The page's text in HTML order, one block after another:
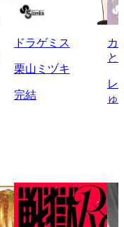
ドラゲミス
栗山ミヅキ
完結
カ
と
レ
ゅ